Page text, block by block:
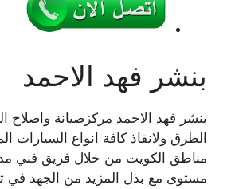
بنشر فهد الاحمد
بنشر فهد الاحمد مركزصيانة واصلاح
الطرق ولانقاذ كافة انواع السيارات
مناطق الكويت من خلال فريق فني
مستوى مع بذل المزيد من الجهد في